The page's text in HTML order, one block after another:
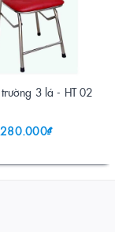
3 lá - HT 02
280.000₫